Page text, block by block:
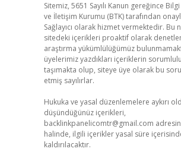
Sitemiz, 5651 Sayılı Kanun gereğince
ve İletişim Kurumu (BTK) tarafından
Sağlayıcı olarak hizmet vermektedir. Bu
sitedeki içerikleri proaktif olarak
araştırma yükümlülüğümüz
üyelerimiz yazdıkları içeriklerin
taşımakta olup, siteye üye olarak bu
etmiş sayılırlar.
Hukuka ve yasal düzenlemelere aykırı
düşündüğünüz içerikleri,
backlinkpanelicomtr@gmail.com
halinde, ilgili içerikler yasal süre
kaldırılacaktır.